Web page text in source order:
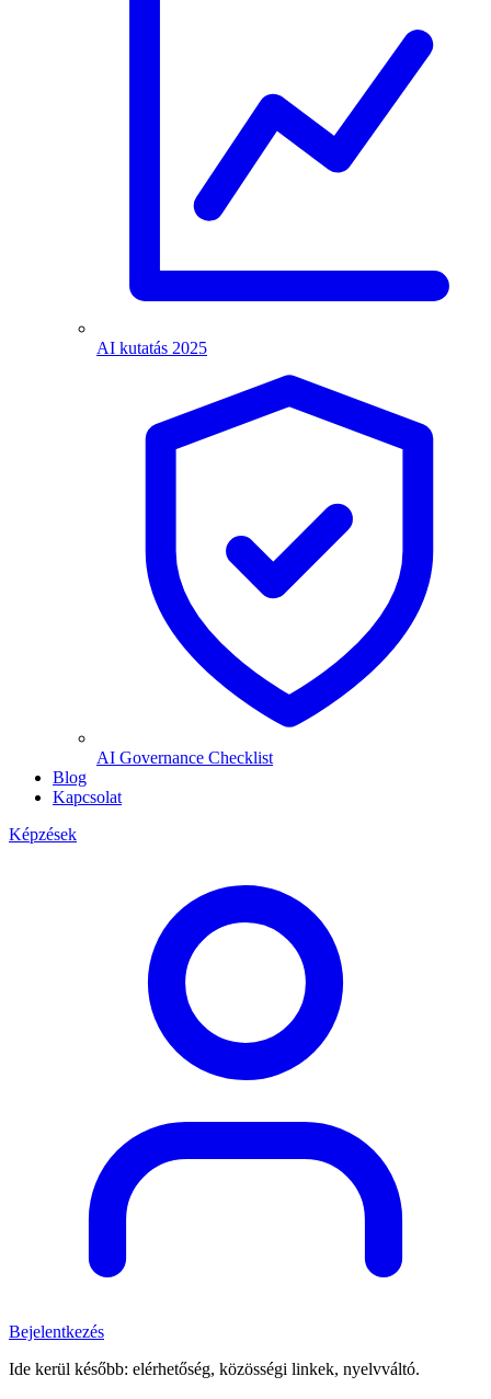
AI kutatás 2025
AI Governance Checklist
Blog
Kapcsolat
Képzések
Bejelentkezés
Ide kerül később: elérhetőség, közösségi linkek, nyelvváltó.